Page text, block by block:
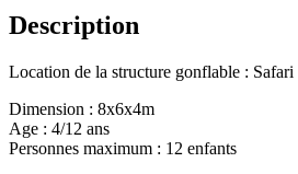
Description
Location de la structure gonflable : Safari
Dimension : 8x6x4m
Age : 4/12 ans
Personnes maximum : 12 enfants